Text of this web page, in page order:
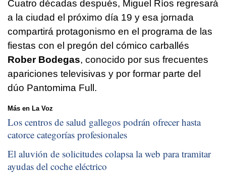
Cuatro décadas después, Miguel Ríos regresará
a la ciudad el próximo día 19 y esa jornada
compartirá protagonismo en el programa de las
fiestas con el pregón del cómico carballés
Rober Bodegas, conocido por sus frecuentes
apariciones televisivas y por formar parte del
dúo Pantomima Full.
Más en La Voz
Los centros de salud gallegos podrán ofrecer hasta
catorce categorías profesionales
El aluvión de solicitudes colapsa la web para tramitar
ayudas del coche eléctrico